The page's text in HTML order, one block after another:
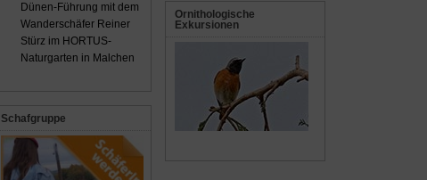
Ornithologische
Exkursionen
Dünen-Führung mit dem
Wanderschäfer Reiner
Stürz im HORTUS-
Naturgarten in Malchen
Schafgruppe